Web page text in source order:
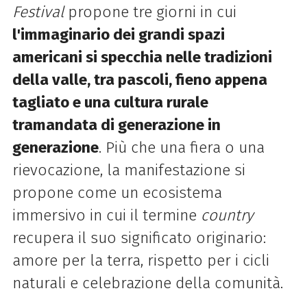
Festivalpropone tre giorni in cui
l'immaginario dei grandi spazi
americani si specchia nelle tradizioni
della valle, tra pascoli, fieno appena
tagliato e una cultura rurale
tramandata di generazione in
generazione. Più che una fiera o una
rievocazione, la manifestazione si
propone come un ecosistema
immersivo in cui il termine country
recupera il suo significato originario:
amore per la terra, rispetto per i cicli
naturali e celebrazione della comunità.